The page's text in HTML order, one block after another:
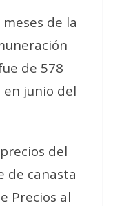
de la
de 578
en junio del
del
de canasta
Precios al